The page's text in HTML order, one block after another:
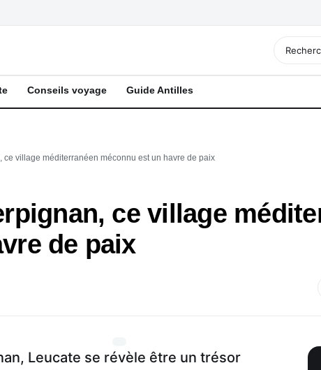
Conseils voyage Guide Antilles
ce village méditerranéen méconnu est un havre de paix
ce village
de paix
Leucate se révèle être un trésor